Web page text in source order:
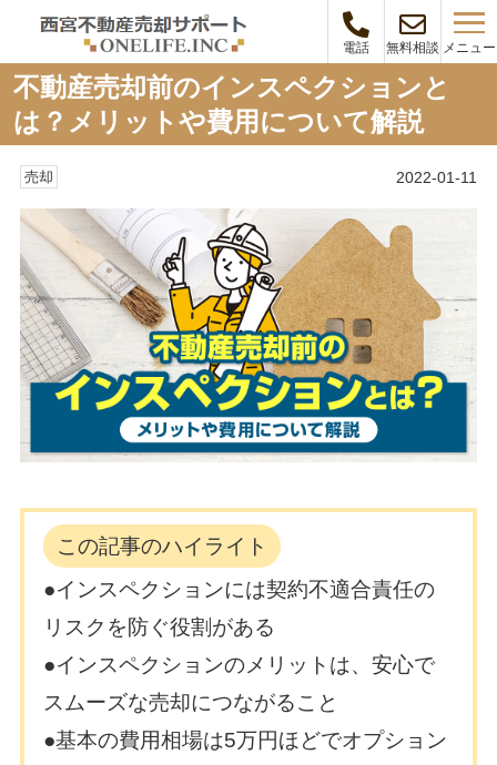
電話 無料相談 メニュー
不動産売却前のインスペクションと
は？メリットや費用について解説
売却 2022-01-11
この記事のハイライト
●インスペクションには契約不適合責任の
リスクを防ぐ役割がある
●インスペクションのメリットは、安心で
スムーズな売却につながること
●基本の費用相場は5万円ほどでオプション